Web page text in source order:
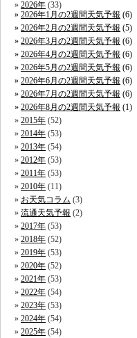
2026年 (33)
2026年1月の2週間天気予報 (6)
2026年2月の2週間天気予報 (5)
2026年3月の2週間天気予報 (6)
2026年4月の2週間天気予報 (6)
2026年5月の2週間天気予報 (6)
2026年6月の2週間天気予報 (6)
2026年7月の2週間天気予報 (6)
2026年8月の2週間天気予報 (1)
2015年 (52)
2014年 (53)
2013年 (54)
2012年 (53)
2011年 (53)
2010年 (11)
お天気コラム (3)
流通天気予報 (2)
2017年 (53)
2018年 (52)
2019年 (53)
2020年 (52)
2021年 (53)
2022年 (54)
2023年 (53)
2024年 (54)
2025年 (54)